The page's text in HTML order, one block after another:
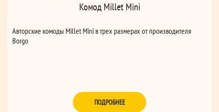
Комод Millet Mini
Авторские комоды Millet Mini в трех размерах от производителя
Borgo
ПОДРОБНЕЕ